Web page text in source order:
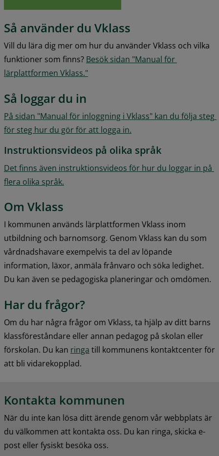
Så använder du Vklass
Vill du lära dig mer om hur du använder Vklass och vilka
funktioner som finns? Besök sidan "Manual för
lärplattformen Vklass."
Så loggar du in
På sidan "Manual för inloggning i Vklass" kan du följa steg
för steg hur du gör för att logga in.
Instruktionsvideos på olika språk
Det finns även instruktionsvideos för hur du loggar in på
flera olika språk.
Om Vklass
I kommunen används lärplattformen Vklass inom
utbildning och barnomsorg. Genom Vklass kan du som
vårdnadshavare exempelvis ta del av löpande
information, läxor, anmäla frånvaro och söka ledighet.
Du kan även se pedagogiska planeringar och omdömen.
Har du frågor?
Om du har några frågor om Vklass, ta hjälp av ditt barns
klassföreståndare eller annan pedagog på skolan eller
förskolan. Du kan ringa till kommunens kontaktcenter för
att bli vidarekopplad.
Kontakta kommunen
När du inte kan lösa ditt ärende genom vår webbplats är
du välkommen att kontakta oss. Du kan ringa, skicka e-
post eller fysiskt besöka oss.